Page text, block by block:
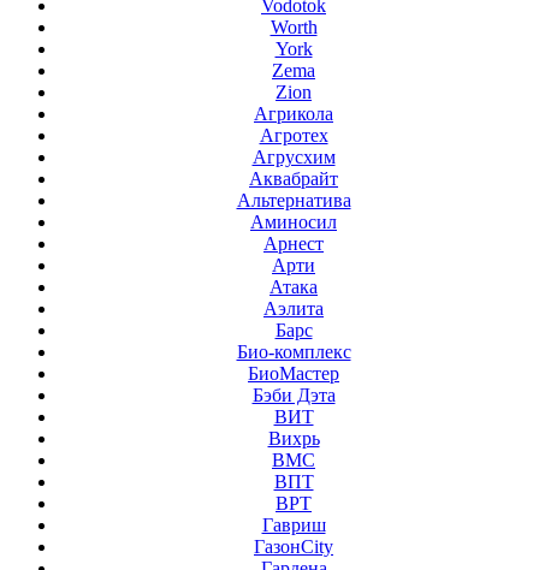
Vodotok
Worth
York
Zema
Zion
Агрикола
Агротех
Агрусхим
Аквабрайт
Альтернатива
Аминосил
Арнест
Арти
Атака
Аэлита
Барс
Био-комплекс
БиоМастер
Бэби Дэта
ВИТ
Вихрь
ВМС
ВПТ
ВРТ
Гавриш
ГазонCity